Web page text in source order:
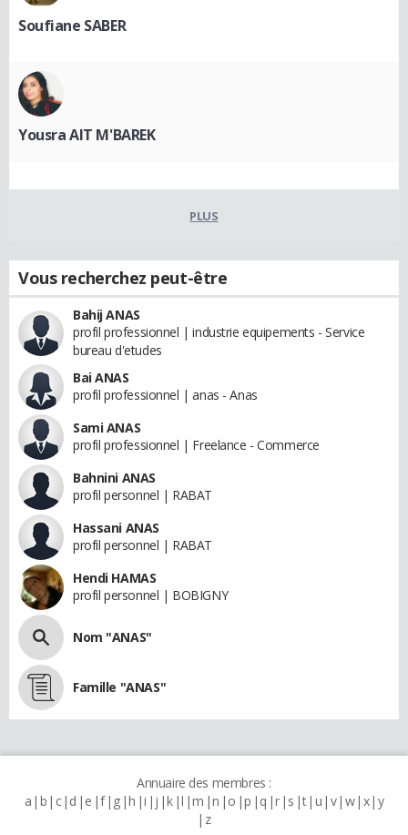
Soufiane SABER
Yousra AIT M'BAREK
PLUS
Vous recherchez peut-être
Bahij ANAS
profil professionnel | industrie equipements - Service
bureau d'etudes
Bai ANAS
profil professionnel | anas - Anas
Sami ANAS
profil professionnel | Freelance - Commerce
Bahnini ANAS
profil personnel | RABAT
Hassani ANAS
profil personnel | RABAT
Hendi HAMAS
profil personnel | BOBIGNY
Nom "ANAS"
Famille "ANAS"
Annuaire des membres :
a b c d e f g h i j k l m n o p q r s t u v w x y
z